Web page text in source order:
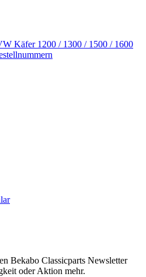
Käfer 1200 / 1300 / 1500 / 1600
Bekabo Classicparts Newsletter
oder Aktion mehr.